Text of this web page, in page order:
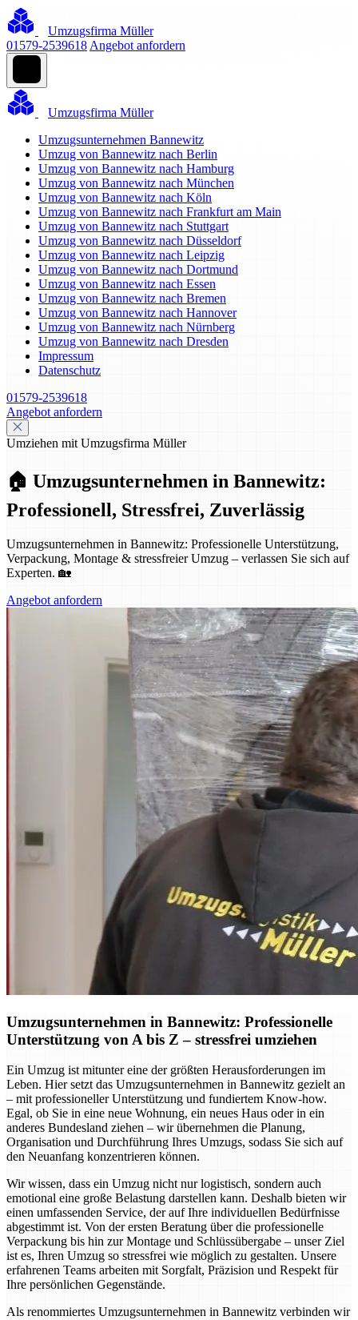
Umzugsfirma Müller
01579-2539618 Angebot anfordern
Umzugsfirma Müller
Umzugsunternehmen Bannewitz
Umzug von Bannewitz nach Berlin
Umzug von Bannewitz nach Hamburg
Umzug von Bannewitz nach München
Umzug von Bannewitz nach Köln
Umzug von Bannewitz nach Frankfurt am Main
Umzug von Bannewitz nach Stuttgart
Umzug von Bannewitz nach Düsseldorf
Umzug von Bannewitz nach Leipzig
Umzug von Bannewitz nach Dortmund
Umzug von Bannewitz nach Essen
Umzug von Bannewitz nach Bremen
Umzug von Bannewitz nach Hannover
Umzug von Bannewitz nach Nürnberg
Umzug von Bannewitz nach Dresden
Impressum
Datenschutz
01579-2539618
Angebot anfordern
Umziehen mit Umzugsfirma Müller
🏠 Umzugsunternehmen in Bannewitz:
Professionell, Stressfrei, Zuverlässig
Umzugsunternehmen in Bannewitz: Professionelle Unterstützung,
Verpackung, Montage & stressfreier Umzug – verlassen Sie sich auf
Experten. 🏡
Angebot anfordern
Umzugsunternehmen in Bannewitz: Professionelle
Unterstützung von A bis Z – stressfrei umziehen
Ein Umzug ist mitunter eine der größten Herausforderungen im
Leben. Hier setzt das Umzugsunternehmen in Bannewitz gezielt an
– mit professioneller Unterstützung und fundiertem Know-how.
Egal, ob Sie in eine neue Wohnung, ein neues Haus oder in ein
anderes Bundesland ziehen – wir übernehmen die Planung,
Organisation und Durchführung Ihres Umzugs, sodass Sie sich auf
den Neuanfang konzentrieren können.
Wir wissen, dass ein Umzug nicht nur logistisch, sondern auch
emotional eine große Belastung darstellen kann. Deshalb bieten wir
einen umfassenden Service, der auf Ihre individuellen Bedürfnisse
abgestimmt ist. Von der ersten Beratung über die professionelle
Verpackung bis hin zur Montage und Schlüssübergabe – unser Ziel
ist es, Ihren Umzug so stressfrei wie möglich zu gestalten. Unsere
erfahrenen Teams arbeiten mit Sorgfalt, Präzision und Respekt für
Ihre persönlichen Gegenstände.
Als renommiertes Umzugsunternehmen in Bannewitz verbinden wir